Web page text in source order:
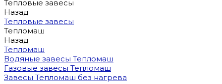
Тепловые завесы
Назад
Тепловые завесы
Тепломаш
Назад
Тепломаш
Водяные завесы Тепломаш
Газовые завесы Тепломаш
Завесы Тепломаш без нагрева